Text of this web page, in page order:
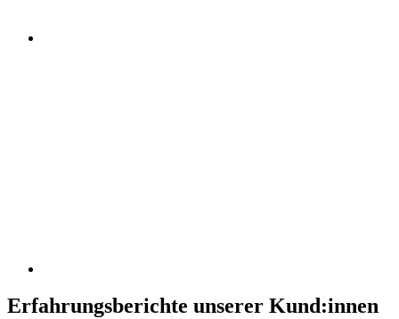
Erfahrungsberichte unserer Kund:innen